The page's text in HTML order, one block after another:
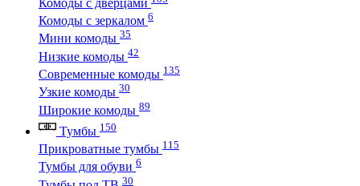
Комоды с зеркалом 6
Мини комоды 35
Низкие комоды 42
Современные комоды 135
Узкие комоды 30
Широкие комоды 89
Тумбы 150
Прикроватные тумбы 115
Тумбы для обуви 6
30